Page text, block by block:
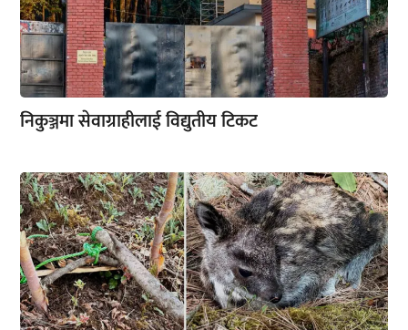
निकुञ्जमा सेवाग्राहीलाई विद्युतीय टिकट